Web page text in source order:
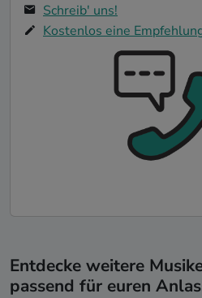
Schreib' uns!
Kostenlos eine
Entdecke weitere
passend für euren